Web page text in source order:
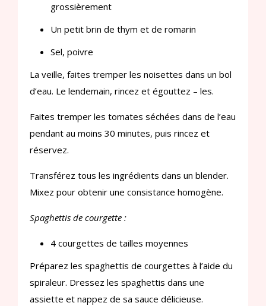
grossièrement
Un petit brin de thym et de romarin
Sel, poivre
La veille, faites tremper les noisettes dans un bol
d’eau. Le lendemain, rincez et égouttez – les.
Faites tremper les tomates séchées dans de l’eau
pendant au moins 30 minutes, puis rincez et
réservez.
Transférez tous les ingrédients dans un blender.
Mixez pour obtenir une consistance homogène.
Spaghettis de courgette :
4 courgettes de tailles moyennes
Préparez les spaghettis de courgettes à l’aide du
spiraleur. Dressez les spaghettis dans une
assiette et nappez de sa sauce délicieuse.